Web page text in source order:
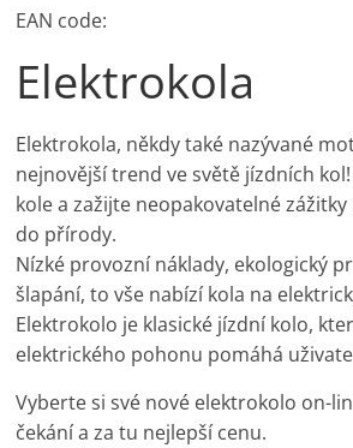
EAN code:
Elektrokola
Elektrokola, někdy také nazývané
nejnovější trend ve světě jízdních
kole a zažijte neopakovatelné
do přírody.
Nízké provozní náklady, ekologický
šlapání, to vše nabízí kola na
Elektrokolo je klasické jízdní kolo,
elektrického pohonu pomáhá
Vyberte si své nové elektrokolo on-
čekání a za tu nejlepší cenu.